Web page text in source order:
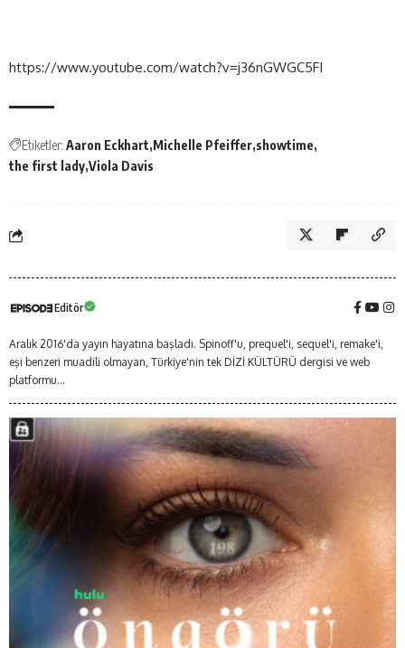
https://www.youtube.com/watch?v=j36nGWGC5FI
Etiketler: Aaron Eckhart Michelle Pfeiffer showtime
the first lady Viola Davis
Editör
Aralık 2016'da yayın hayatına başladı. Spinoff'u, prequel'i, sequel'i, remake'i,
eşi benzeri muadili olmayan, Türkiye'nin tek DİZİ KÜLTÜRÜ dergisi ve web
platformu...